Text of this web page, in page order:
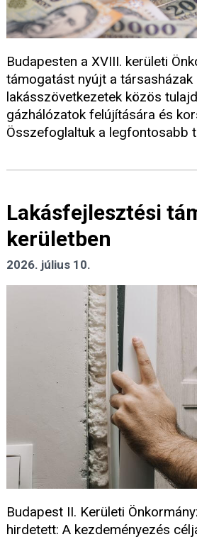
Budapesten a XVIII. kerületi
támogatást nyújt a társasházak
lakásszövetkezetek közös
gázhálózatok felújítására és
Összefoglaltuk a legfontosabb
Lakásfejlesztési
kerületben
2026. július 10.
Budapest II. Kerületi
hirdetett: A kezdeményezés